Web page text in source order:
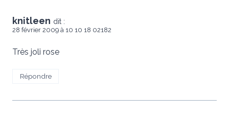
knitleen dit :
28 février 2009 à 10 10 18 02182
Très joli rose
Répondre